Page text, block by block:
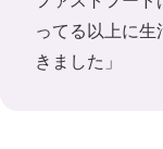
ってる以上に
きました」